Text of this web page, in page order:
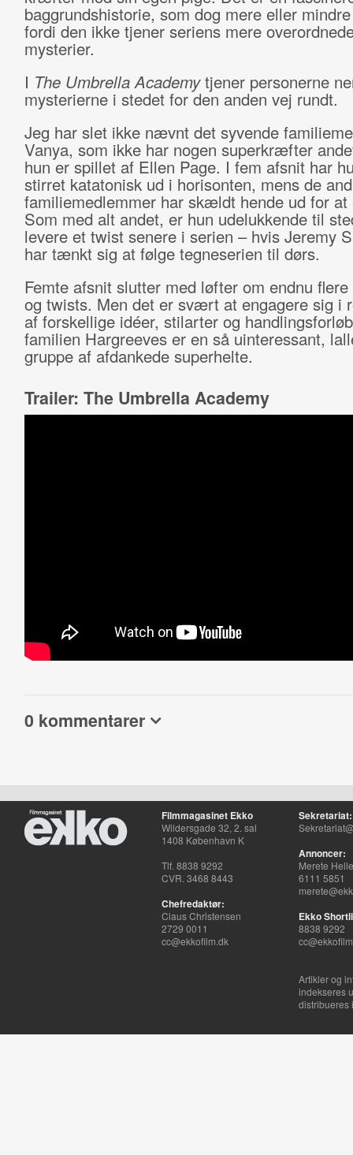
baggrundshistorie, som dog mere eller
fordi den ikke tjener seriens mere
mysterier.
I The Umbrella Academytjener personerne
mysterierne i stedet for den anden vej rundt.
Jeg har slet ikke nævnt det syvende
Vanya, som ikke har nogen superkræfter
hun er spillet af Ellen Page. I fem afsnit har
stirret katatonisk ud i horisonten, mens de
familiemedlemmer har skældt hende ud for at
Som med alt andet, er hun udelukkende til
levere et twist senere i serien – hvis Jeremy
har tænkt sig at følge tegneserien til dørs.
Femte afsnit slutter med løfter om endnu
og twists. Men det er svært at engagere sig i
af forskellige idéer, stilarter og
familien Hargreeves er en så uinteressant,
gruppe af afdankede superhelte.
Trailer: The Umbrella Academy
0 kommentarer
Filmmagasinet Ekko
Wildersgade 32, 2. sal
1408 København K
Tlf. 8838 9292
CVR. 3468 8443
Chefredaktør:
Claus Christensen
2729 0011
cc@ekkofilm.dk
Sekretariat:
Annoncer:
Merete
6111 5851
Ekko
8838 9292
Artikler og
indekseres
distribueres